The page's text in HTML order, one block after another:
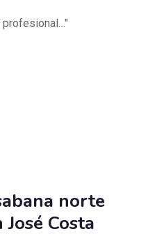
profesional…"
norte
Costa